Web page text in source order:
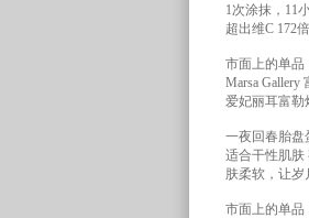
1次涂抹，11
超出维C 172
市面上的单品
Marsa Gallery
爱妃丽耳富勒
一夜回春胎盘
适合干性肌肤
肤柔软，让岁
市面上的单品